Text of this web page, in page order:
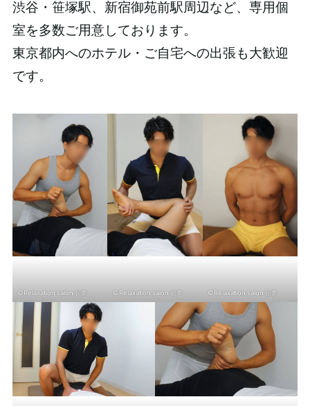
渋谷・笹塚駅、新宿御苑前駅周辺など、専用個
室を多数ご用意しております。
東京都内へのホテル・ご自宅への出張も大歓迎
です。
©Relaxation salon 朝夢 ©Relaxation salon 朝夢 ©Relaxation salon 朝夢